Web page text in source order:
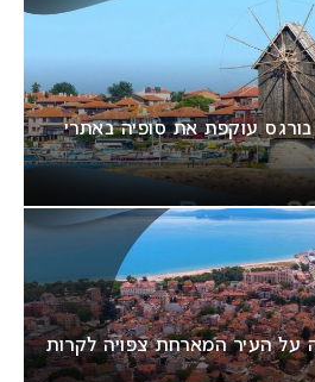
2027: מהפך! בורגס עוקפת את סופיה באתרי
2027: ההכרזה על העיר המארחת צפויה לקרות